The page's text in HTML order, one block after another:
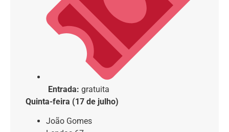
Entrada: gratuita
Quinta-feira (17 de julho)
João Gomes